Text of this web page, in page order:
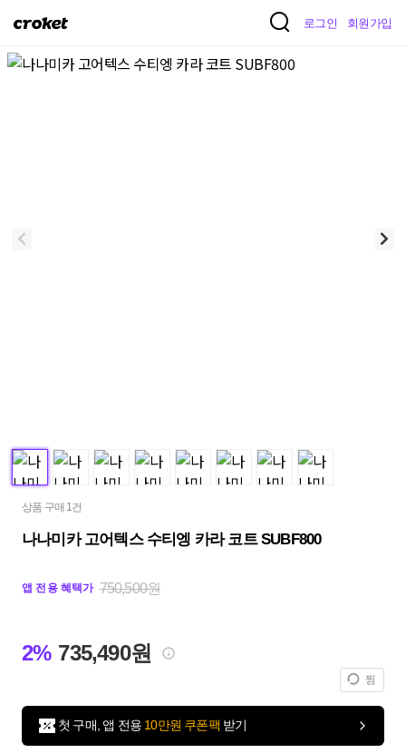
크
켓
로그인 회원가입
상품 구매 1건
나나미카 고어텍스 수티엥 카라 코트 SUBF800
앱 전용 혜택가 750,500원
2% 735,490원
찜
첫 구매, 앱 전용 10만원 쿠폰팩 받기